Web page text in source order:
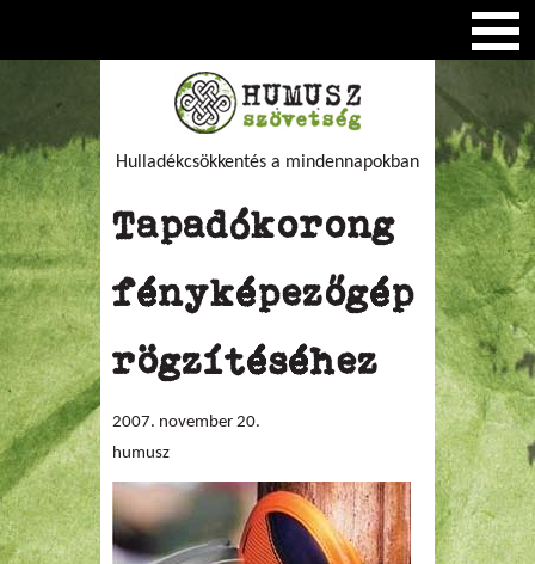
Hulladékcsökkentés a mindennapokban
Tapadókorong
fényképezőgép
rögzítéséhez
2007. november 20.
humusz